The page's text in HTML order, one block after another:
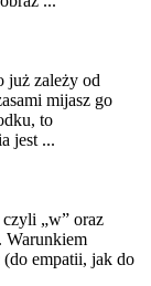
już zależy od
mijasz go
to
jest ...
czyli „w” oraz
Warunkiem
(do empatii, jak do